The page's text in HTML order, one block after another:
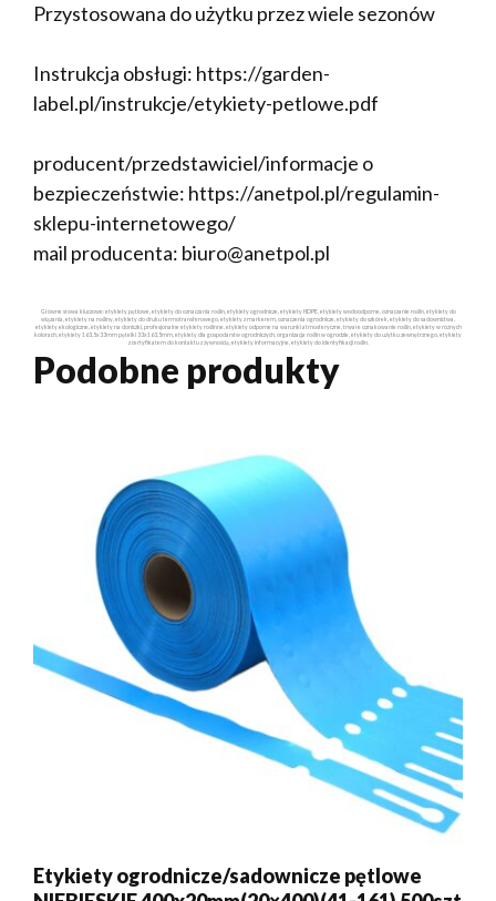
Przystosowana do użytku przez wiele sezonów
Instrukcja obsługi: https://garden-
label.pl/instrukcje/etykiety-petlowe.pdf
producent/przedstawiciel/informacje o
bezpieczeństwie: https://anetpol.pl/regulamin-
sklepu-internetowego/
mail producenta: biuro@anetpol.pl
Główne słowa kluczowe: etykiety pętlowe, etykiety do oznaczania roślin, etykiety ogrodnicze, etykiety HDPE, etykiety wodoodporne, oznaczanie roślin, etykiety do
wiązania, etykiety na rośliny, etykiety do druku termotransferowego, etykiety z markerem, oznaczenia ogrodnicze, etykiety do szkółek, etykiety do sadownictwa,
etykiety ekologiczne, etykiety na doniczki, profesjonalne etykiety roślinne, etykiety odporne na warunki atmosferyczne, trwałe oznakowanie roślin, etykiety w różnych
kolorach, etykiety 163,5x33mm pętelki 33x163,5mm, etykiety dla gospodarstw ogrodniczych, organizacja roślin w ogrodzie, etykiety do użytku zewnętrznego, etykiety
z certyfikatem do kontaktu z żywnością, etykiety informacyjne, etykiety do identyfikacji roślin.
Podobne produkty
Etykiety ogrodnicze/sadownicze pętlowe